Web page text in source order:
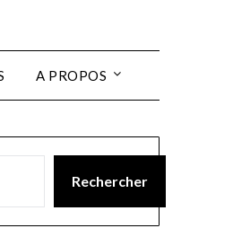
A PROPOS
Rechercher